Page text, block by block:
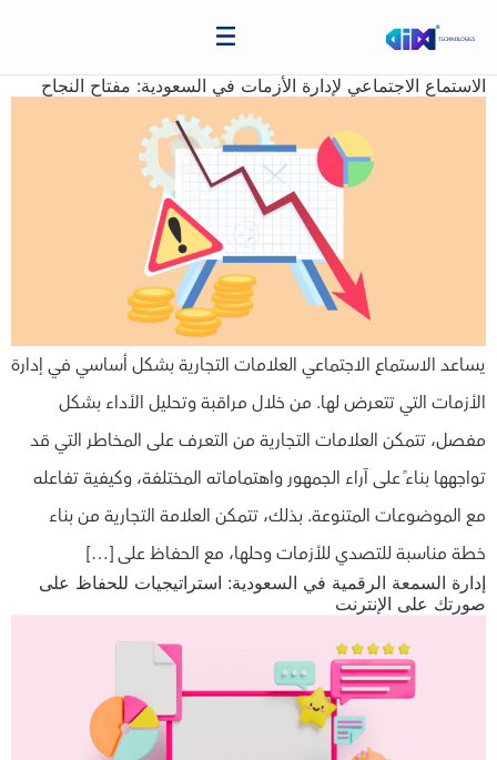
الاستماع الاجتماعي لإدارة الأزمات في السعودية: مفتاح النجاح
يساعد الاستماع الاجتماعي العلامات التجارية بشكل أساسي في إدارة
الأزمات التي تتعرض لها. من خلال مراقبة وتحليل الأداء بشكل
مفصل، تتمكن العلامات التجارية من التعرف على المخاطر التي قد
تواجهها بناءً على آراء الجمهور واهتماماته المختلفة، وكيفية تفاعله
مع الموضوعات المتنوعة. بذلك، تتمكن العلامة التجارية من بناء
خطة مناسبة للتصدي للأزمات وحلها، مع الحفاظ على […]
إدارة السمعة الرقمية في السعودية: استراتيجيات للحفاظ على
صورتك على الإنترنت